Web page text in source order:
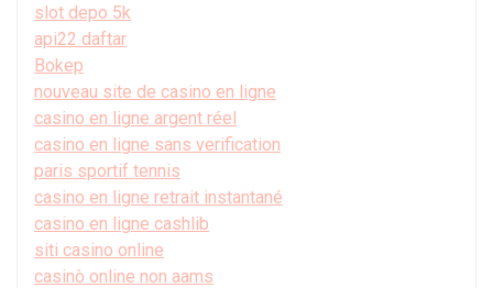
slot depo 5k
api22 daftar
Bokep
nouveau site de casino en ligne
casino en ligne argent réel
casino en ligne sans verification
paris sportif tennis
casino en ligne retrait instantané
casino en ligne cashlib
siti casino online
casinò online non aams